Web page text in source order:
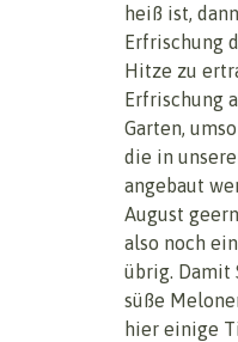
heiß ist,
Erfrischung
Hitze zu
Erfrischung
Garten,
die in
angebaut
August
also noch
übrig. Damit
süße
hier einige